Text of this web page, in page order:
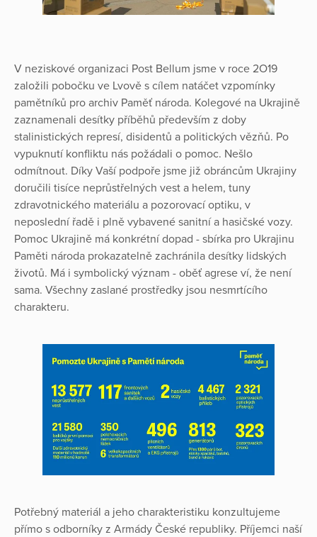
V neziskové organizaci Post Bellum jsme v roce 2O19
založili pobočku ve Lvově s cílem natáčet vzpomínky
pamětníků pro archiv Paměť národa. Kolegové na Ukrajině
zaznamenali desítky příběhů především z doby
stalinistických represí, disidentů a politických vězňů. Po
vypuknutí konfliktu nás požádali o pomoc. Nešlo
odmítnout. Díky Vaší podpoře jsme již obráncům Ukrajiny
doručili tisíce neprůstřelných vest a helem, tuny
zdravotnického materiálu a pozorovací optiku, v
neposlední řadě i plně vybavené sanitní a hasičské vozy.
Pomoc Ukrajině má konkrétní dopad - sbírka pro Ukrajinu
Paměti národa prokazatelně zachránila desítky lidských
životů. Má i symbolický význam - oběť agrese ví, že není
sama. Všechny zaslané prostředky jsou nesmrtícího
charakteru.
Potřebný materiál a jeho charakteristiku konzultujeme
přímo s odborníky z Armády České republiky. Příjemci naší